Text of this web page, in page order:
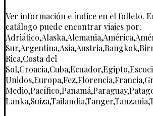
Ver información e índice en el folleto.
catálogo puede encontrar viajes por:
Rica,Costa del